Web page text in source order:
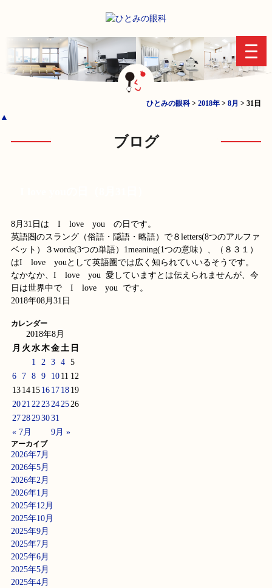
toggle
ひとみの眼科>2018年 >8月 >31日
▲
ブログ
8月31日は I love you の日です。
英語圏のスラング（俗語・隠語・略語）で８letters(8つのアルファ
ベット）３words(3つの単語）1meaning(1つの意味）、（８３１）
はI love youとして英語圏では広く知られていいるそうです。
なかなか、I love you 愛していますとは伝えられませんが、今
日は世界中で I love you です。
2018年08月31日
カレンダー
2018年8月
月 火 水木金土 日
« 7月 9月 »
1 2 3 4
5
6
7 8 9 10 11 12
13 14 15 16 17 18 19
2021 2223242526
2728293031
アーカイブ
2026年7月
2026年5月
2026年2月
2026年1月
2025年12月
2025年10月
2025年9月
2025年7月
2025年6月
2025年5月
2025年4月